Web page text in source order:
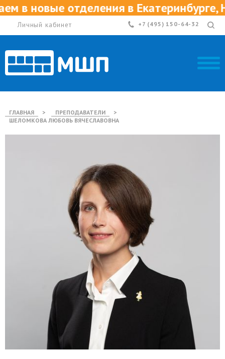
в новые отделения в Екатеринбурге,
Личный кабинет +7 (495) 150-64-32
ГЛАВНАЯ > ПРЕПОДАВАТЕЛИ
>
ШЕЛОМКОВА ЛЮБОВЬ ВЯЧЕСЛАВОВНА